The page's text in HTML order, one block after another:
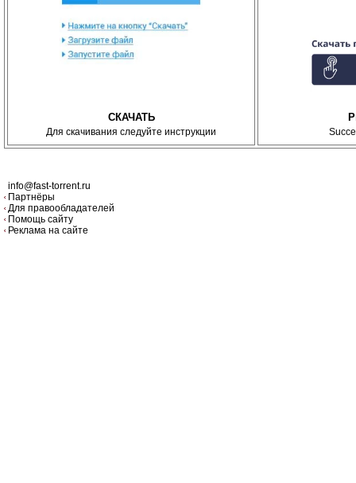
СКАЧАТЬ
Для скачивания следуйте инструкции
info@fast-torrent.ru
Партнёры
Для правообладателей
Помощь сайту
Реклама на сайте